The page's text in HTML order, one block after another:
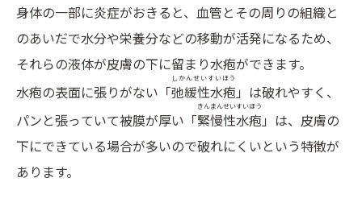
身体の一部に炎症がおきると、血管とその周りの組織と
のあいだで水分や栄養分などの移動が活発になるため、
それらの液体が皮膚の下に留まり水疱ができます。
水疱の表面に張りがない「弛緩性水疱
しかんせいすいほう
」は破れやすく、
パンと張っていて被膜が厚い「緊慢性水疱
きんまんせいすいほう
」は、皮膚の
下にできている場合が多いので破れにくいという特徴が
あります。